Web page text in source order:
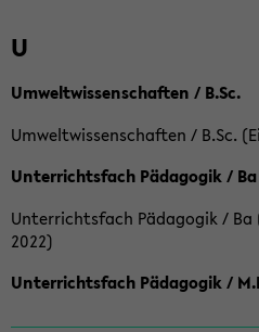
U
Umweltwissenschaften / B.Sc.
Umweltwissenschaften / B.Sc.
Unterrichtsfach Pädagogik / Ba
Unterrichtsfach Pädagogik / Ba
2022)
Unterrichtsfach Pädagogik /